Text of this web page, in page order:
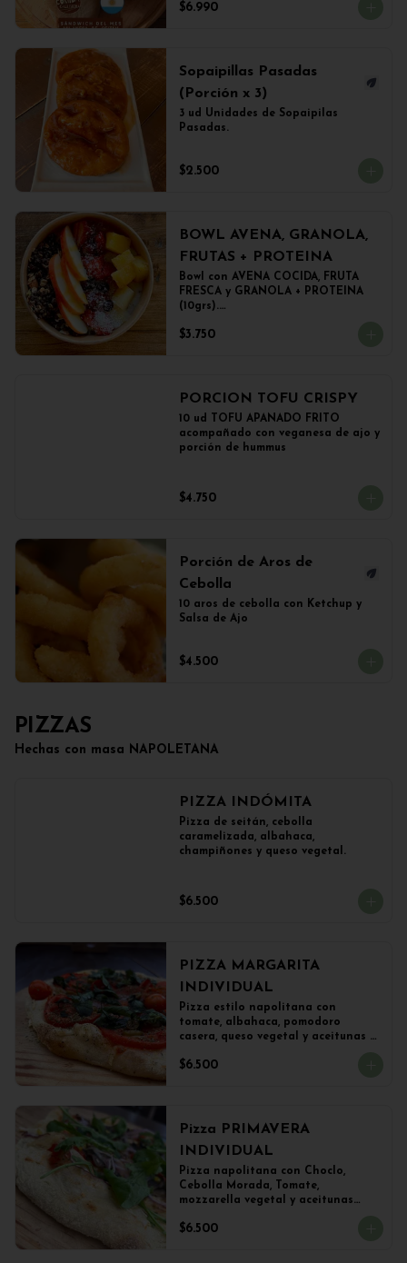
$6.990
Sopaipillas Pasadas
(Porción x 3)
3 ud Unidades de Sopaipilas
Pasadas.
$2.500
BOWL AVENA, GRANOLA,
FRUTAS + PROTEINA
Bowl con AVENA COCIDA, FRUTA
FRESCA y GRANOLA + PROTEINA
(10grs).
de 500grs aprox.
$3.750
PORCION TOFU CRISPY
10 ud TOFU APANADO FRITO
acompañado con veganesa de ajo y
porción de hummus
$4.750
Porción de Aros de
Cebolla
10 aros de cebolla con Ketchup y
Salsa de Ajo
$4.500
PIZZAS
Hechas con masa NAPOLETANA
PIZZA INDÓMITA
Pizza de seitán, cebolla
caramelizada, albahaca,
champiñones y queso vegetal.
$6.500
PIZZA MARGARITA
INDIVIDUAL
Pizza estilo napolitana con
tomate, albahaca, pomodoro
casera, queso vegetal y aceitunas
$6.500
Pizza PRIMAVERA
INDIVIDUAL
Pizza napolitana con Choclo,
Cebolla Morada, Tomate,
mozzarella vegetal y aceitunas
$6.500